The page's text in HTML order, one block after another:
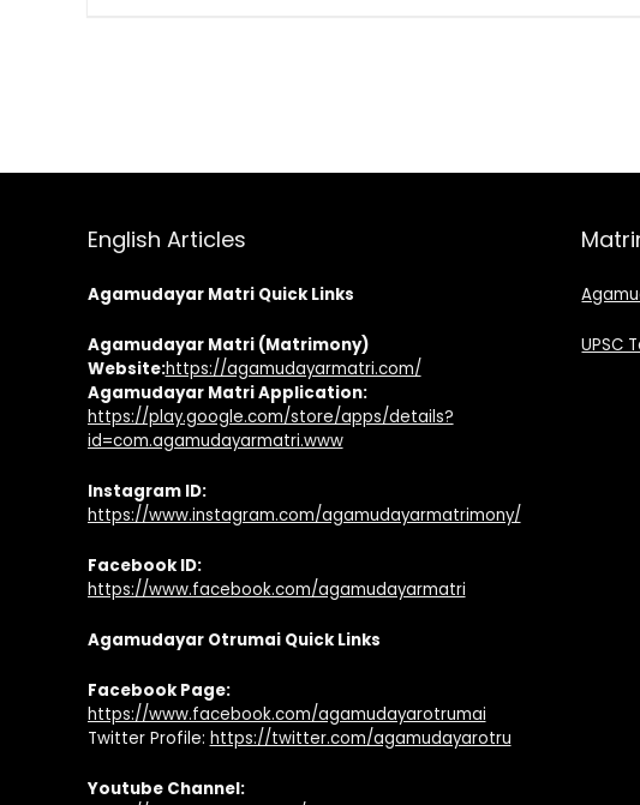
English Articles
Agamudayar Matri Quick Links
Agamudayar Matri (Matrimony)
Website:https://agamudayarmatri.com/
Agamudayar Matri Application:
https://play.google.com/store/apps/details?
id=com.agamudayarmatri.www
Instagram ID:
https://www.instagram.com/agamudayarmatrimony/
Facebook ID:
https://www.facebook.com/agamudayarmatri
Agamudayar Otrumai Quick Links
Facebook Page:
https://www.facebook.com/agamudayarotrumai
Twitter Profile: https://twitter.com/agamudayarotru
Youtube Channel:
UPSC